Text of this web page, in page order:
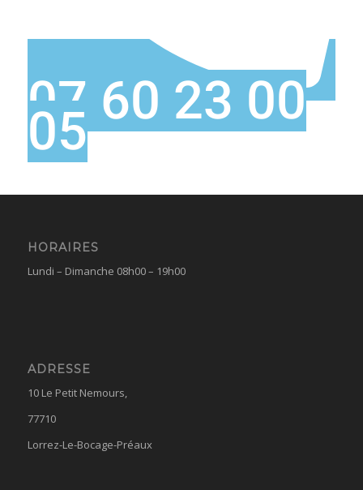
07 60 23 00
05
HORAIRES
Lundi – Dimanche 08h00 – 19h00
ADRESSE
10 Le Petit Nemours,
77710
Lorrez-Le-Bocage-Préaux